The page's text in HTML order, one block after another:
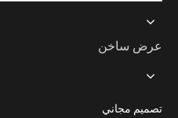
عرض ساخن
تصميم مجاني